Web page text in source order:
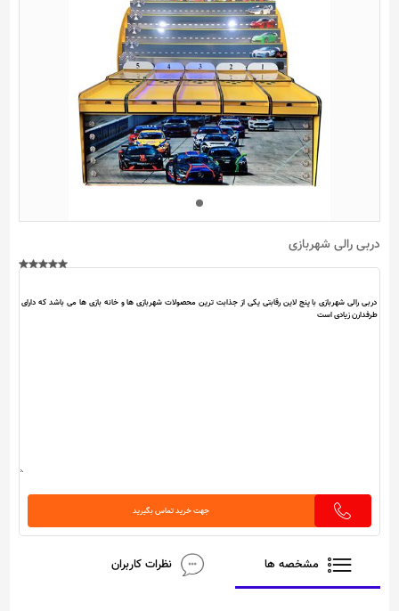
دربی رالی شهربازی
جهت خرید تماس بگیرید
مشخصه ها نظرات کاربران